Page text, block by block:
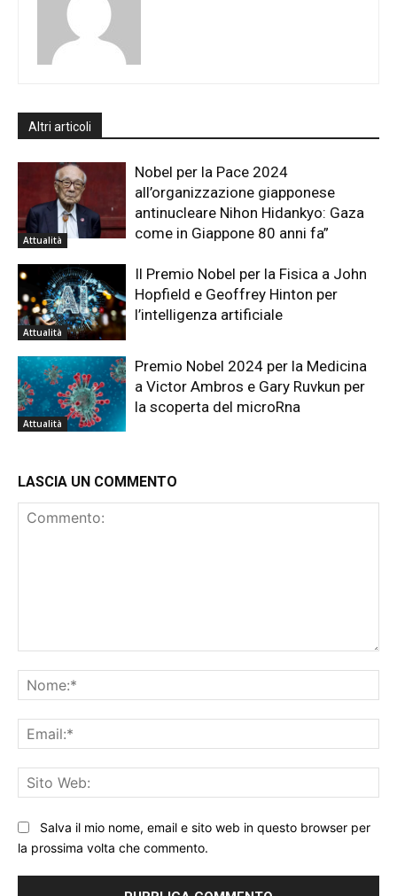
Altri articoli
Attualità
Nobel per la Pace 2024
all’organizzazione giapponese
antinucleare Nihon Hidankyo: Gaza
come in Giappone 80 anni fa”
Attualità
Il Premio Nobel per la Fisica a John
Hopfield e Geoffrey Hinton per
l’intelligenza artificiale
Attualità
Premio Nobel 2024 per la Medicina
a Victor Ambros e Gary Ruvkun per
la scoperta del microRna
LASCIA UN COMMENTO
Salva il mio nome, email e sito web in questo browser per
la prossima volta che commento.